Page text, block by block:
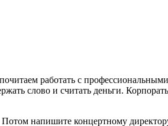
работать с
слово и считать деньги.
напишите концертному